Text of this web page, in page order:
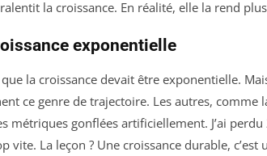
la croissance. En réalité, elle la rend
exponentielle
la croissance devait être exponentielle.
ce genre de trajectoire. Les autres,
métriques gonflées artificiellement. J’ai
vite. La leçon ? Une croissance durable, c’est